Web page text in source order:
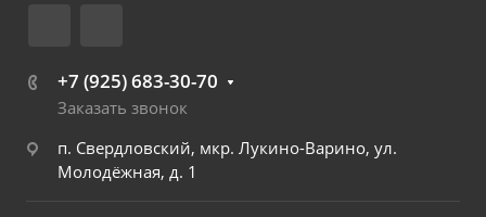
+7 (925) 683-30-70
Заказать звонок
п. Свердловский, мкр. Лукино-Варино, ул.
Молодёжная, д. 1